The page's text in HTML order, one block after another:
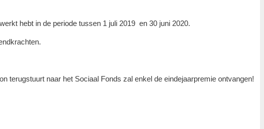
hebt in de periode tussen 1 juli 2019 en 30 juni 2020.
terugstuurt naar het Sociaal Fonds zal enkel de eindejaarpremie ontvangen!